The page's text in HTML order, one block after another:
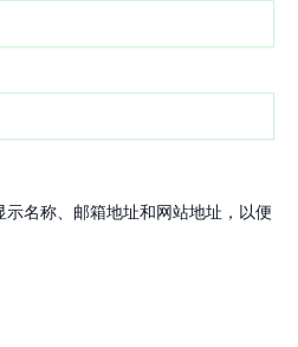
名称、邮箱地址和网站地址，以便